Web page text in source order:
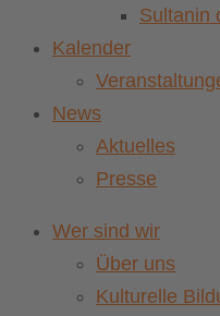
Sultanin
Kalender
News
Aktuelles
Presse
Wer sind wir
Über uns
Kulturelle